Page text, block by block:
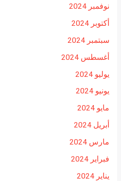
نوفمبر 2024
أكتوبر 2024
سبتمبر 2024
أغسطس 2024
يوليو 2024
يونيو 2024
مايو 2024
أبريل 2024
مارس 2024
فبراير 2024
يناير 2024